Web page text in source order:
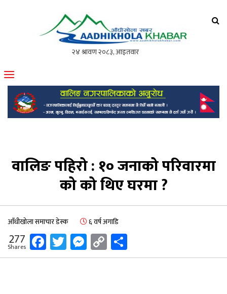
मोफसलकै लोकप्रिय अनलाइन पत्रिका
वालिङ पहिरो : १० जनाको परिवारमा
को को थिए घरमा ?
आँधीखोला समाचार डेस्क ६ वर्ष अगाडि
277
Shares Facebook
Twitter
Messenger
Copy
Link